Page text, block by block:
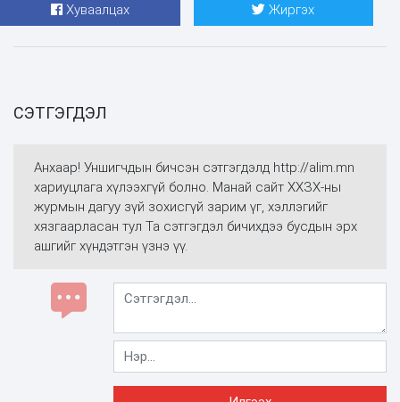
Хуваалцах Жиргэх
СЭТГЭГДЭЛ
Анхаар! Уншигчдын бичсэн сэтгэгдэлд http://alim.mn
хариуцлага хүлээхгүй болно. Манай сайт ХХЗХ-ны
журмын дагуу зүй зохисгүй зарим үг, хэллэгийг
хязгаарласан тул Та сэтгэгдэл бичихдээ бусдын эрх
ашгийг хүндэтгэн үзнэ үү.